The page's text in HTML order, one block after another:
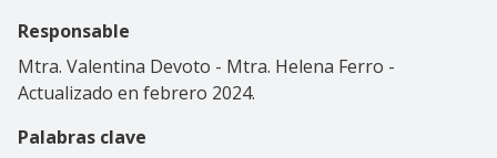
Responsable
Mtra. Valentina Devoto - Mtra. Helena Ferro -
Actualizado en febrero 2024.
Palabras clave